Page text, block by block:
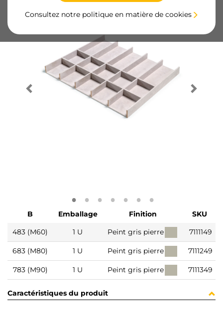
Consultez notre politique en matière de cookies
B Emballage Finition
SKU
483 (M60)
1 U Peint gris pierre 7111149
683 (M80) 1 U Peint gris pierre 7111249
783 (M90) 1 U Peint gris pierre 7111349
Caractéristiques du produit